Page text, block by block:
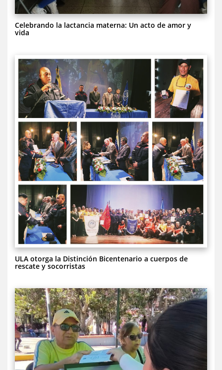
Celebrando la lactancia materna: Un acto de amor y
vida
ULA otorga la Distinción Bicentenario a cuerpos de
rescate y socorristas